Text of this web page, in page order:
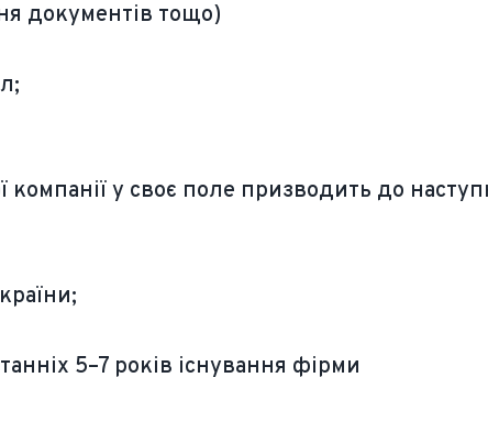
документів тощо)
у своє поле призводить до
5–7 років існування фірми